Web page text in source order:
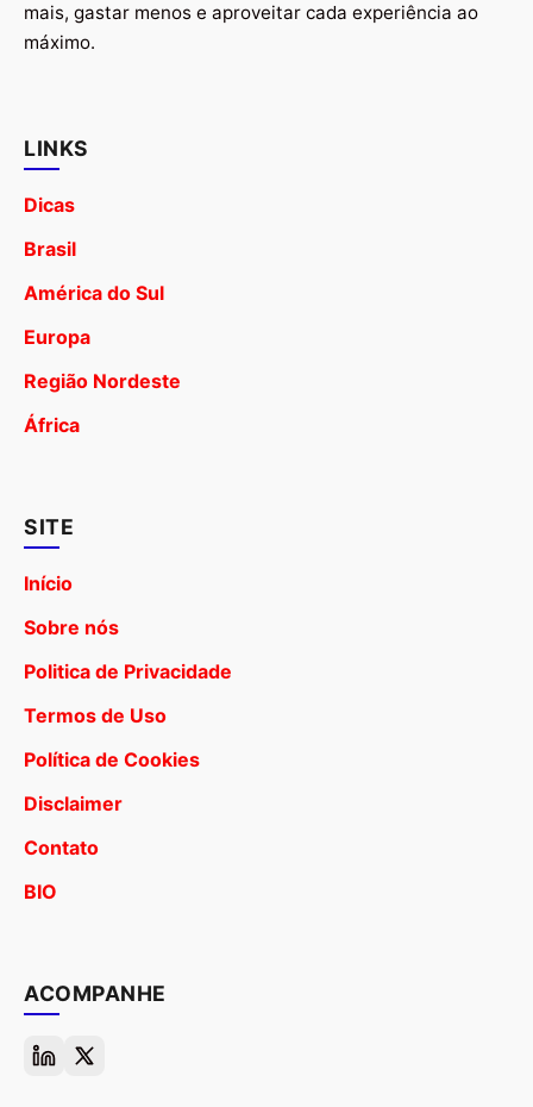
mais, gastar menos e aproveitar cada experiência ao
máximo.
LINKS
Dicas
Brasil
América do Sul
Europa
Região Nordeste
África
SITE
Início
Sobre nós
Politica de Privacidade
Termos de Uso
Política de Cookies
Disclaimer
Contato
BIO
ACOMPANHE